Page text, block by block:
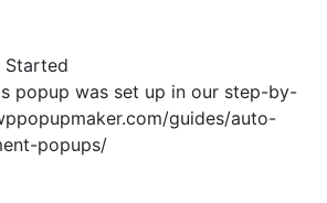
Started
popup was set up in our step-by-
guides/auto-
popups/